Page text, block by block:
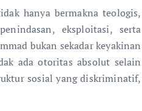
hanya bermakna teologis,
eksploitasi, serta
bukan sekadar keyakinan
ada otoritas absolut selain
sosial yang diskriminatif,